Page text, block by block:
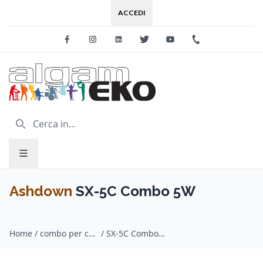
ACCEDI
FacebookInstagramLinkedinTwitter Youtube
Ashdown SX-5C Combo 5W
Home / combo per chitarra / Ashdown / SX-5C Combo 5W